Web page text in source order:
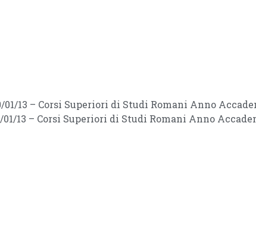
01/13 – Corsi Superiori di Studi Romani Anno
01/13 – Corsi Superiori di Studi Romani Anno